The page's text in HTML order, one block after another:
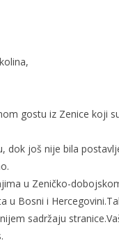
gostu iz Zenice koji
dok još nije bila
u Zeničko-
u Bosni i
sadržaju